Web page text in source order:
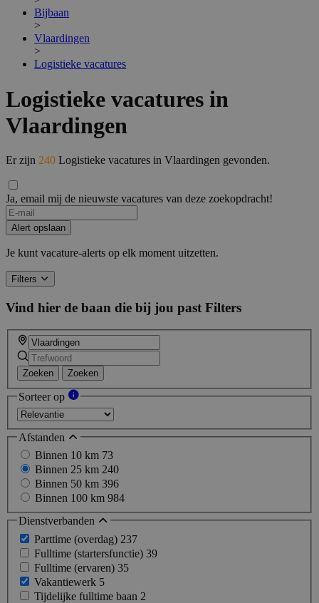
Bijbaan
>
Vlaardingen
>
Logistieke vacatures
Logistieke vacatures in
Vlaardingen
Er zijn 240 Logistieke vacatures in Vlaardingen gevonden.
Ja, email mij de nieuwste vacatures van deze zoekopdracht!
If
you
are
a
ignore
this
field
Alert opslaan
Je kunt vacature-alerts op elk moment uitzetten.
Filters
Vind hier de baan die bij jou past Filters
Zoeken Zoeken
Sorteer op
Afstanden
Binnen 10 km 73
Binnen 25 km 240
Binnen 50 km 396
Binnen 100 km 984
Dienstverbanden
Parttime (overdag) 237
Fulltime (startersfunctie) 39
Fulltime (ervaren) 35
Vakantiewerk 5
Tijdelijke fulltime baan 2